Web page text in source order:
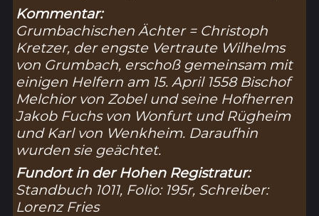
Kommentar:
Grumbachischen Ächter = Christoph
Kretzer, der engste Vertraute Wilhelms
von Grumbach, erschoß gemeinsam mit
einigen Helfern am 15. April 1558 Bischof
Melchior von Zobel und seine Hofherren
Jakob Fuchs von Wonfurt und Rügheim
und Karl von Wenkheim. Daraufhin
wurden sie geächtet.
Fundort in der Hohen Registratur:
Standbuch 1011, Folio: 195r, Schreiber:
Lorenz Fries